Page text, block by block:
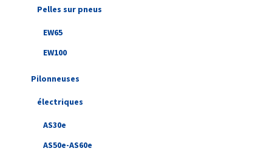
Pelles sur pneus
EW65
EW100
Pilonneuses
électriques
AS30e
AS50e-AS60e